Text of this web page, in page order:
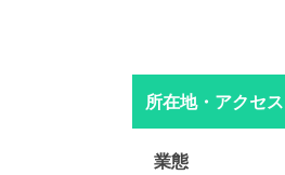
所在地・アクセス
業態